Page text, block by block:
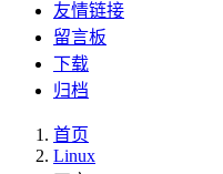
友情链接
留言板
下载
归档
首页
Linux